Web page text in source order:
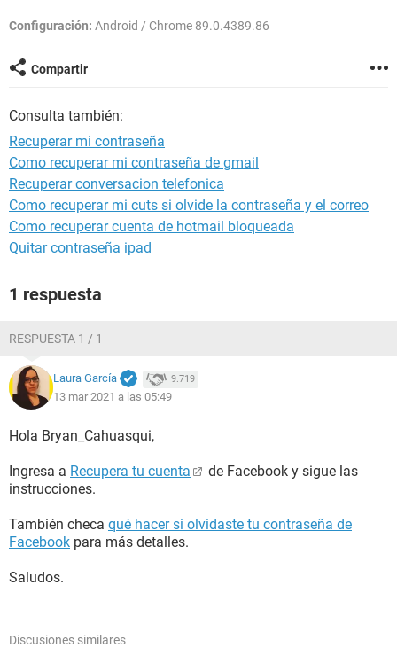
Configuración: Android / Chrome 89.0.4389.86
Compartir
Consulta también:
Recuperar mi contraseña
Como recuperar mi contraseña de gmail
Recuperar conversacion telefonica
Como recuperar mi cuts si olvide la contraseña y el correo
Como recuperar cuenta de hotmail bloqueada
Quitar contraseña ipad
1 respuesta
RESPUESTA 1 / 1
Laura García 9.719
13 mar 2021 a las 05:49
Hola Bryan_Cahuasqui,
Ingresa a Recupera tu cuenta
de Facebook y sigue las
instrucciones.
También checa qué hacer si olvidaste tu contraseña de
Facebook para más detalles.
Saludos.
Discusiones similares